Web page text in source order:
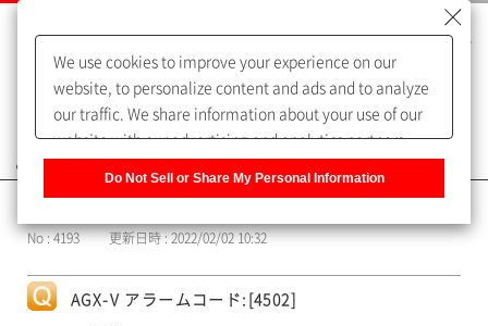
よくあるご質問（FAQ）
No : 4193 更新日時 : 2022/02/02 10:32
AGX-V アラームコード:[4502]
We use cookies to improve your experience on our
website, to personalize content and ads and to analyze
our traffic. We share information about your use of our
website with our advertising and analytics partners,
of our sharing information about you with our partners.
Information] to customize your cookie settings on our
Do Not Sell or Share My Personal Information